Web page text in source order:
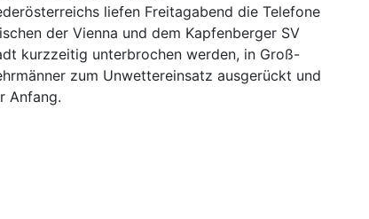
liefen Freitagabend die Telefone
der Vienna und dem Kapfenberger SV
kurzzeitig unterbrochen werden, in Groß-
zum Unwettereinsatz ausgerückt und
Anfang.